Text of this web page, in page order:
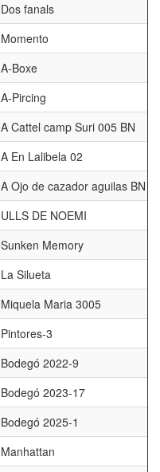
Dos fanals
Momento
A-Boxe
A-Pircing
A Cattel camp Suri 005 BN
A En Lalibela 02
A Ojo de cazador aguilas BN
ULLS DE NOEMI
Sunken Memory
La Silueta
Miquela Maria 3005
Pintores-3
Bodegó 2022-9
Bodegó 2023-17
Bodegó 2025-1
Manhattan